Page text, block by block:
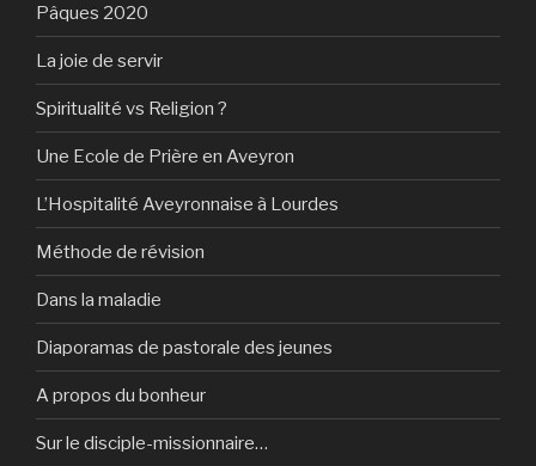
Pâques 2020
La joie de servir
Spiritualité vs Religion ?
Une Ecole de Prière en Aveyron
L’Hospitalité Aveyronnaise à Lourdes
Méthode de révision
Dans la maladie
Diaporamas de pastorale des jeunes
A propos du bonheur
Sur le disciple-missionnaire…